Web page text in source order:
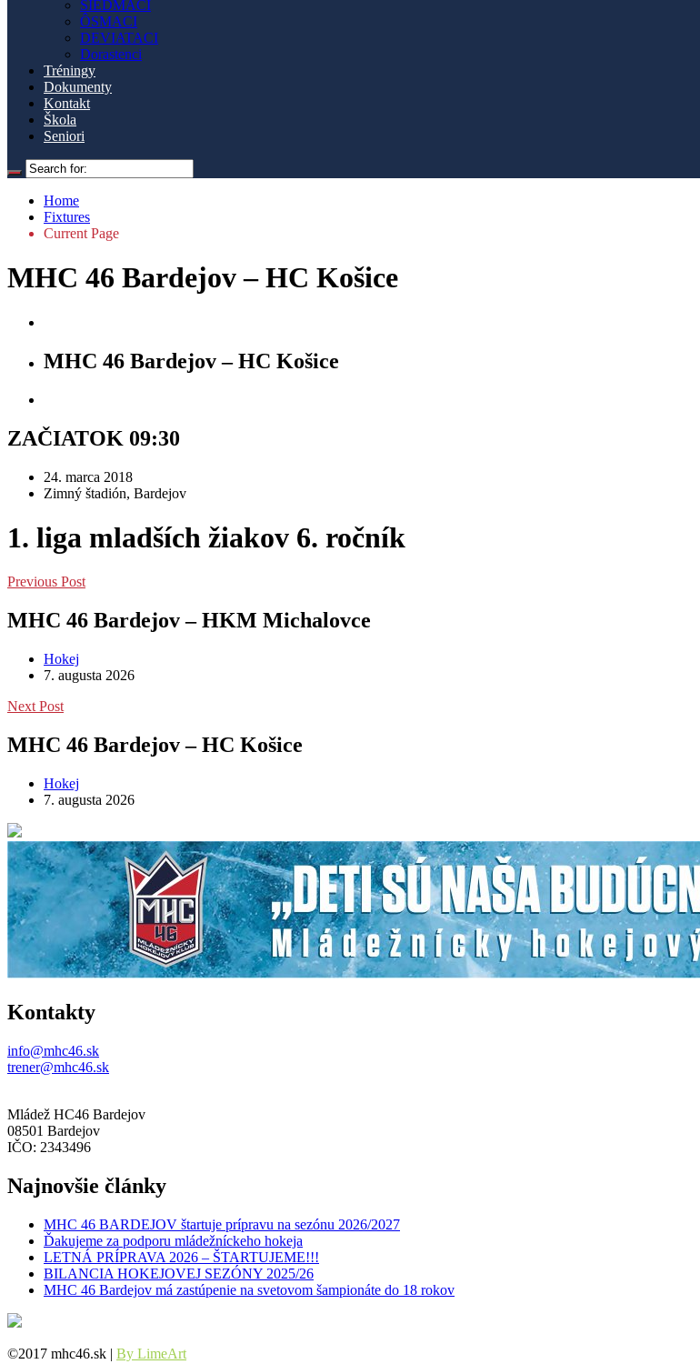
SIEDMACI
ÔSMACI
DEVIATACI
Dorastenci
Tréningy
Dokumenty
Kontakt
Škola
Seniori
Home
Fixtures
Current Page
MHC 46 Bardejov – HC Košice
MHC 46 Bardejov – HC Košice
ZAČIATOK 09:30
24. marca 2018
Zimný štadión, Bardejov
1. liga mladších žiakov 6. ročník
Previous Post
MHC 46 Bardejov – HKM Michalovce
Hokej
7. augusta 2026
Next Post
MHC 46 Bardejov – HC Košice
Hokej
7. augusta 2026
Kontakty
info@mhc46.sk
trener@mhc46.sk
Mládež HC46 Bardejov
08501 Bardejov
IČO: 2343496
Najnovšie články
MHC 46 BARDEJOV štartuje prípravu na sezónu 2026/2027
Ďakujeme za podporu mládežníckeho hokeja
LETNÁ PRÍPRAVA 2026 – ŠTARTUJEME!!!
BILANCIA HOKEJOVEJ SEZÓNY 2025/26
MHC 46 Bardejov má zastúpenie na svetovom šampionáte do 18 rokov
©2017 mhc46.sk | By LimeArt